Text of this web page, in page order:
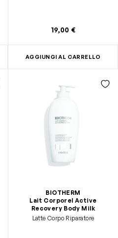
19,00 €
AGGIUNGI AL CARRELLO
BIOTHERM
Lait Corporel Active
Recovery Body Milk
Latte Corpo Riparatore